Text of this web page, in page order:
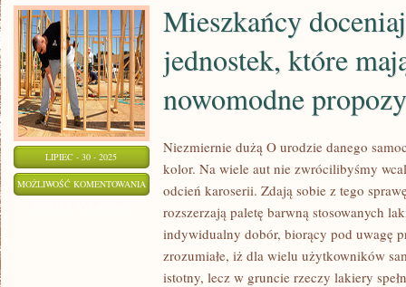
ZAMIESZKANIA
LIPIEC - 30 - 2025
MOŻLIWOŚĆ KOMENTOWANIA
USŁUGI
KTÓRE
Mieszkańcy
jednostek, które
nowomodne
Niezmiernie dużą O urodzie danego
kolor. Na wiele aut nie zwrócilibyśmy
odcień karoserii. Zdają sobie z tego
rozszerzają paletę barwną stosowanych
indywidualny dobór, biorący pod uwagę
zrozumiałe, iż dla wielu użytkowników
istotny, lecz w gruncie rzeczy lakiery